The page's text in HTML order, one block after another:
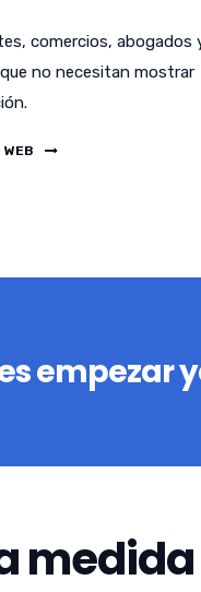
comercios, abogados
no necesitan mostrar
WEB
empezar
medida